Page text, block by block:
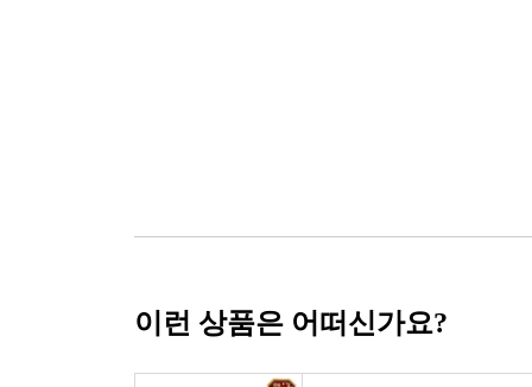
이런 상품은 어떠신가요?